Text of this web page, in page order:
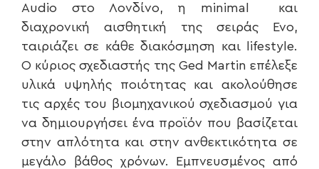
Audio στο Λονδίνο, η minimal και
διαχρονική αισθητική της σειράς Evo,
ταιριάζει σε κάθε διακόσμηση και lifestyle.
Ο κύριος σχεδιαστής της Ged Martin επέλεξε
υλικά υψηλής ποιότητας και ακολούθησε
τις αρχές του βιομηχανικού σχεδιασμού για
να δημιουργήσει ένα προϊόν που βασίζεται
στην απλότητα και στην ανθεκτικότητα σε
μεγάλο βάθος χρόνων. Εμπνευσμένος από